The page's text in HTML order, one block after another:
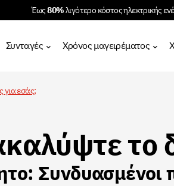
Έως80%λιγότερο κόστος ηλεκτρικής
Συνταγές Χρόνος μαγειρέματος
για εσάς;
το
Συνδυασμένοι